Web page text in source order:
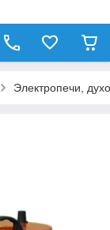
Электропечи,